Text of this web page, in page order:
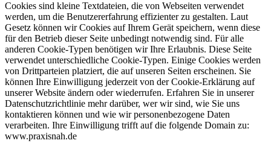
Cookies sind kleine Textdateien, die von Webseiten verwendet
werden, um die Benutzererfahrung effizienter zu gestalten. Laut
Gesetz können wir Cookies auf Ihrem Gerät speichern, wenn diese
für den Betrieb dieser Seite unbedingt notwendig sind. Für alle
anderen Cookie-Typen benötigen wir Ihre Erlaubnis. Diese Seite
verwendet unterschiedliche Cookie-Typen. Einige Cookies werden
von Drittparteien platziert, die auf unseren Seiten erscheinen. Sie
können Ihre Einwilligung jederzeit von der Cookie-Erklärung auf
unserer Website ändern oder wiederrufen. Erfahren Sie in unserer
Datenschutzrichtlinie mehr darüber, wer wir sind, wie Sie uns
kontaktieren können und wie wir personenbezogene Daten
verarbeiten. Ihre Einwilligung trifft auf die folgende Domain zu:
www.praxisnah.de